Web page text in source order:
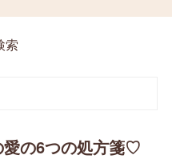
索
愛の6つの処方箋♡